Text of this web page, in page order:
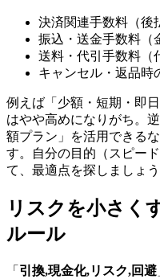
決済関連手数料（後
振込・送金手数料（
送料・代引手数料（
キャンセル・返品時
例えば「少額・短期・即
はやや高めになりがち。
額プラン」を活用できる
す。自分の目的（スピー
て、最適点を探しましょう
リスクを小さく
ルール
「 引換,現金化,リスク,回避